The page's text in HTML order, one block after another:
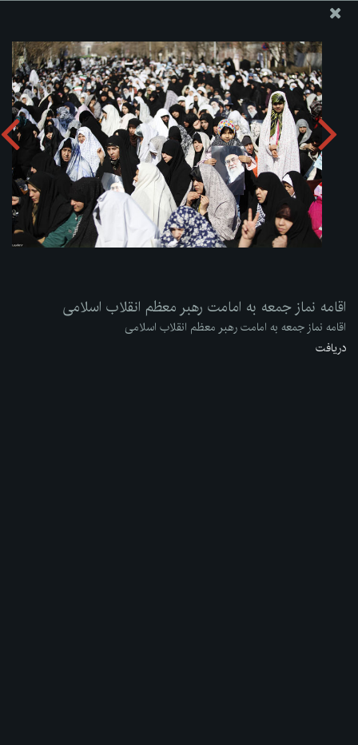
ارسال نامه
وجوهات
اقامه نماز جمعه به امامت رهبر معظم انقلاب اسلامی
دریافت آلبوم: zip
اقامه نماز جمعه به امامت رهبر معظم انقلاب اسلامی
اقامه نماز جمعه به امامت رهبر معظم انقلاب اسلامی
دریافت